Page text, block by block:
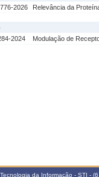
2026
Relevância da
2024
Modulação de
da Informação - STI -